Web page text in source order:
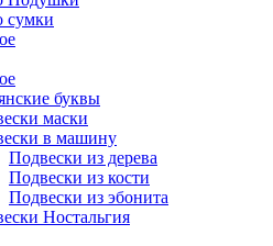
сумки
буквы
маски
в машину
Подвески из дерева
Подвески из кости
Подвески из эбонита
Ностальгия